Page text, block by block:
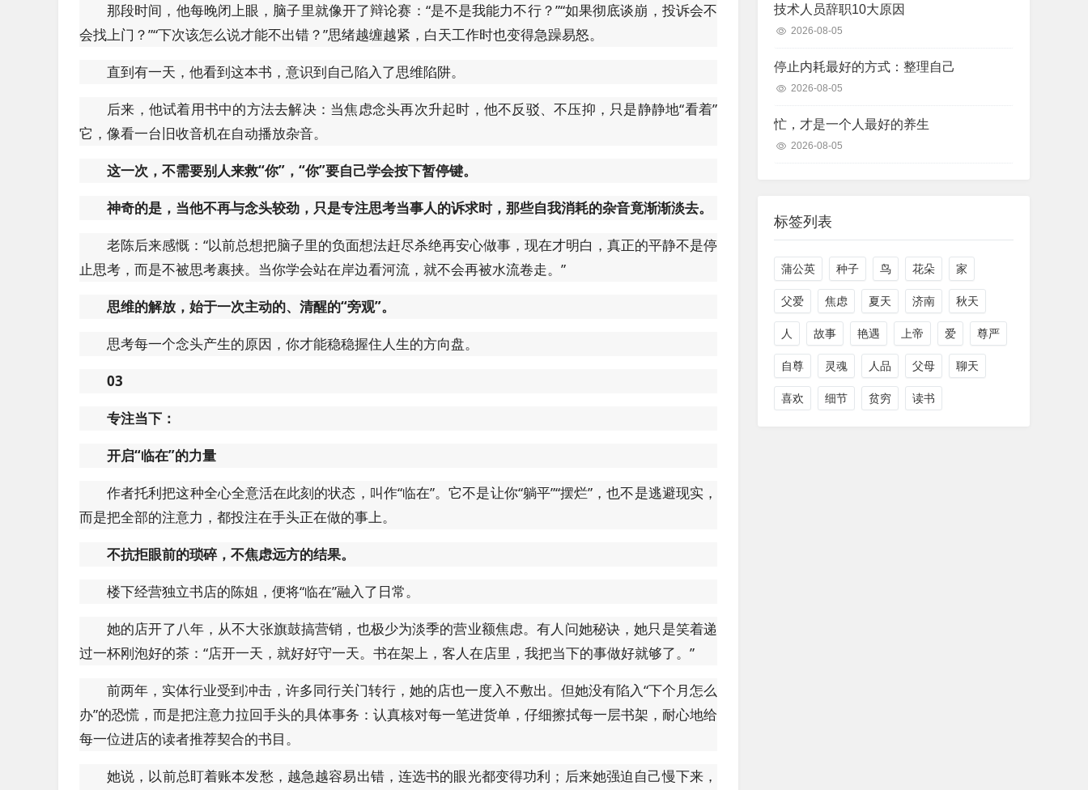
那段时间，他每晚闭上眼，脑子里就像开了辩论赛：“是不是我能力不行？”“如果彻底谈崩，投诉会不
会找上门？”“下次该怎么说才能不出错？”思绪越缠越紧，白天工作时也变得急躁易怒。
直到有一天，他看到这本书，意识到自己陷入了思维陷阱。
后来，他试着用书中的方法去解决：当焦虑念头再次升起时，他不反驳、不压抑，只是静静地“看着”
它，像看一台旧收音机在自动播放杂音。
这一次，不需要别人来救“你”，“你”要自己学会按下暂停键。
神奇的是，当他不再与念头较劲，只是专注思考当事人的诉求时，那些自我消耗的杂音竟渐渐淡去。
老陈后来感慨：“以前总想把脑子里的负面想法赶尽杀绝再安心做事，现在才明白，真正的平静不是停
止思考，而是不被思考裹挟。当你学会站在岸边看河流，就不会再被水流卷走。”
思维的解放，始于一次主动的、清醒的“旁观”。
思考每一个念头产生的原因，你才能稳稳握住人生的方向盘。
03
专注当下：
开启“临在”的力量
作者托利把这种全心全意活在此刻的状态，叫作“临在”。它不是让你“躺平”“摆烂”，也不是逃避现实，
而是把全部的注意力，都投注在手头正在做的事上。
不抗拒眼前的琐碎，不焦虑远方的结果。
楼下经营独立书店的陈姐，便将“临在”融入了日常。
她的店开了八年，从不大张旗鼓搞营销，也极少为淡季的营业额焦虑。有人问她秘诀，她只是笑着递
过一杯刚泡好的茶：“店开一天，就好好守一天。书在架上，客人在店里，我把当下的事做好就够了。”
前两年，实体行业受到冲击，许多同行关门转行，她的店也一度入不敷出。但她没有陷入“下个月怎么
办”的恐慌，而是把注意力拉回手头的具体事务：认真核对每一笔进货单，仔细擦拭每一层书架，耐心地给
每一位进店的读者推荐契合的书目。
她说，以前总盯着账本发愁，越急越容易出错，连选书的眼光都变得功利；后来她强迫自己慢下来，
技术人员辞职10大原因
2026-08-05
停止内耗最好的方式：整理自己
2026-08-05
忙，才是一个人最好的养生
2026-08-05
标签列表
蒲公英 种子 鸟 花朵 家
父爱 焦虑 夏天 济南 秋天
人 故事 艳遇 上帝 爱 尊严
自尊 灵魂 人品 父母 聊天
喜欢 细节 贫穷 读书